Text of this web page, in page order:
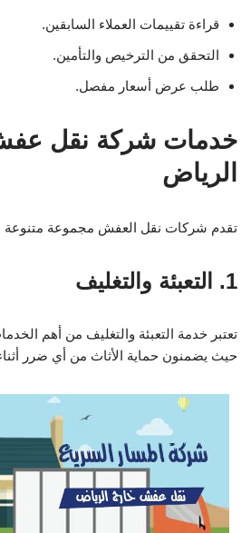
قراءة تقييمات العملاء السابقين.
التحقق من الترخيص والتأمين.
طلب عرض أسعار مفصل.
خدمات شركة نقل
الرياض
تقدم شركات نقل العفش مجموعة متنوعة
1. التعبئة والتغليف
تعتبر خدمة التعبئة والتغليف من أهم
حيث يضمنون حماية الأثاث من أي ضرر